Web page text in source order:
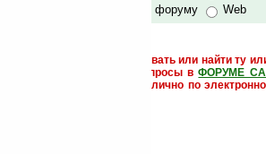
по сайту и форуму
Web
Вы не знаете как использовать или найти ту
- пишите свои вопросы вФОРУМЕ
или автор сайта лично по
физически.